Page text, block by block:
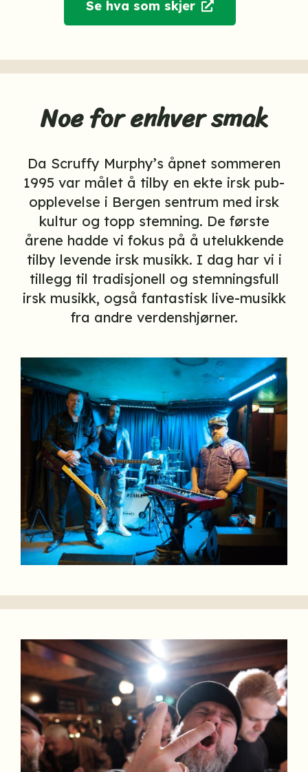
Se hva som skjer
Noe for enhver smak
Da Scruffy Murphy’s åpnet sommeren
1995 var målet å tilby en ekte irsk pub-
opplevelse i Bergen sentrum med irsk
kultur og topp stemning. De første
årene hadde vi fokus på å utelukkende
tilby levende irsk musikk. I dag har vi i
tillegg til tradisjonell og stemningsfull
irsk musikk, også fantastisk live-musikk
fra andre verdenshjørner.